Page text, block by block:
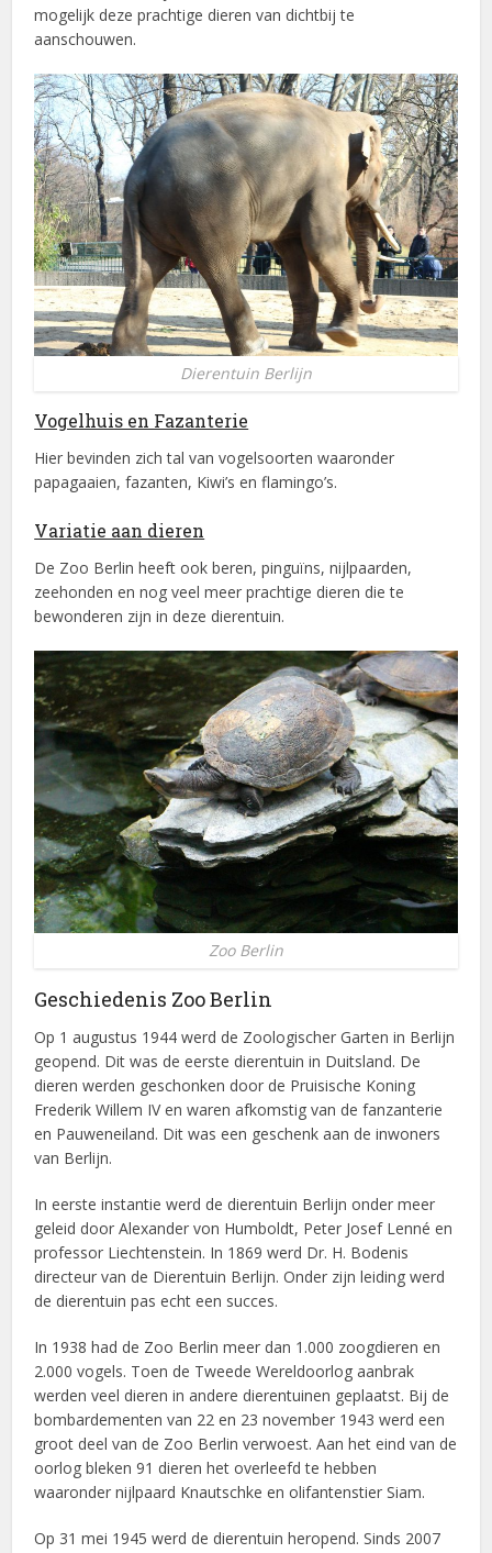
mogelijk deze prachtige dieren van dichtbij te
aanschouwen.
Dierentuin Berlijn
Vogelhuis en Fazanterie
Hier bevinden zich tal van vogelsoorten waaronder
papagaaien, fazanten, Kiwi’s en flamingo’s.
Variatie aan dieren
De Zoo Berlin heeft ook beren, pinguïns, nijlpaarden,
zeehonden en nog veel meer prachtige dieren die te
bewonderen zijn in deze dierentuin.
Zoo Berlin
Geschiedenis Zoo Berlin
Op 1 augustus 1944 werd de Zoologischer Garten in Berlijn
geopend. Dit was de eerste dierentuin in Duitsland. De
dieren werden geschonken door de Pruisische Koning
Frederik Willem IV en waren afkomstig van de fanzanterie
en Pauweneiland. Dit was een geschenk aan de inwoners
van Berlijn.
In eerste instantie werd de dierentuin Berlijn onder meer
geleid door Alexander von Humboldt, Peter Josef Lenné en
professor Liechtenstein. In 1869 werd Dr. H. Bodenis
directeur van de Dierentuin Berlijn. Onder zijn leiding werd
de dierentuin pas echt een succes.
In 1938 had de Zoo Berlin meer dan 1.000 zoogdieren en
2.000 vogels. Toen de Tweede Wereldoorlog aanbrak
werden veel dieren in andere dierentuinen geplaatst. Bij de
bombardementen van 22 en 23 november 1943 werd een
groot deel van de Zoo Berlin verwoest. Aan het eind van de
oorlog bleken 91 dieren het overleefd te hebben
waaronder nijlpaard Knautschke en olifantenstier Siam.
Op 31 mei 1945 werd de dierentuin heropend. Sinds 2007